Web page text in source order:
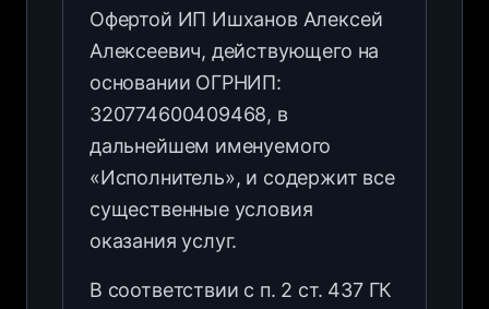
Офертой ИП Ишханов Алексей
Алексеевич, действующего на
основании ОГРНИП:
320774600409468, в
дальнейшем именуемого
«Исполнитель», и содержит все
существенные условия
оказания услуг.
В соответствии с п. 2 ст. 437 ГК